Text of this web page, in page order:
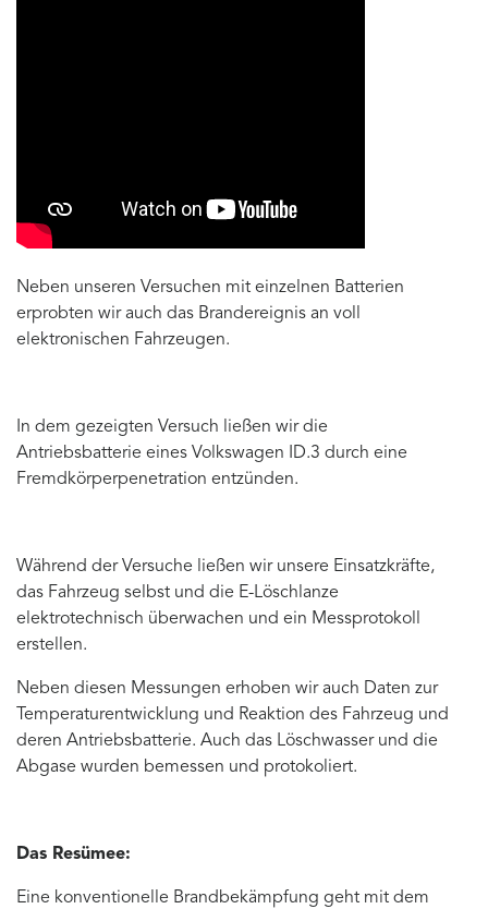
Neben unseren Versuchen mit einzelnen Batterien
erprobten wir auch das Brandereignis an voll
elektronischen Fahrzeugen.
In dem gezeigten Versuch ließen wir die
Antriebsbatterie eines Volkswagen ID.3 durch eine
Fremdkörperpenetration entzünden.
Während der Versuche ließen wir unsere Einsatzkräfte,
das Fahrzeug selbst und die E-Löschlanze
elektrotechnisch überwachen und ein Messprotokoll
erstellen.
Neben diesen Messungen erhoben wir auch Daten zur
Temperaturentwicklung und Reaktion des Fahrzeug und
deren Antriebsbatterie. Auch das Löschwasser und die
Abgase wurden bemessen und protokoliert.
Das Resümee:
Eine konventionelle Brandbekämpfung geht mit dem